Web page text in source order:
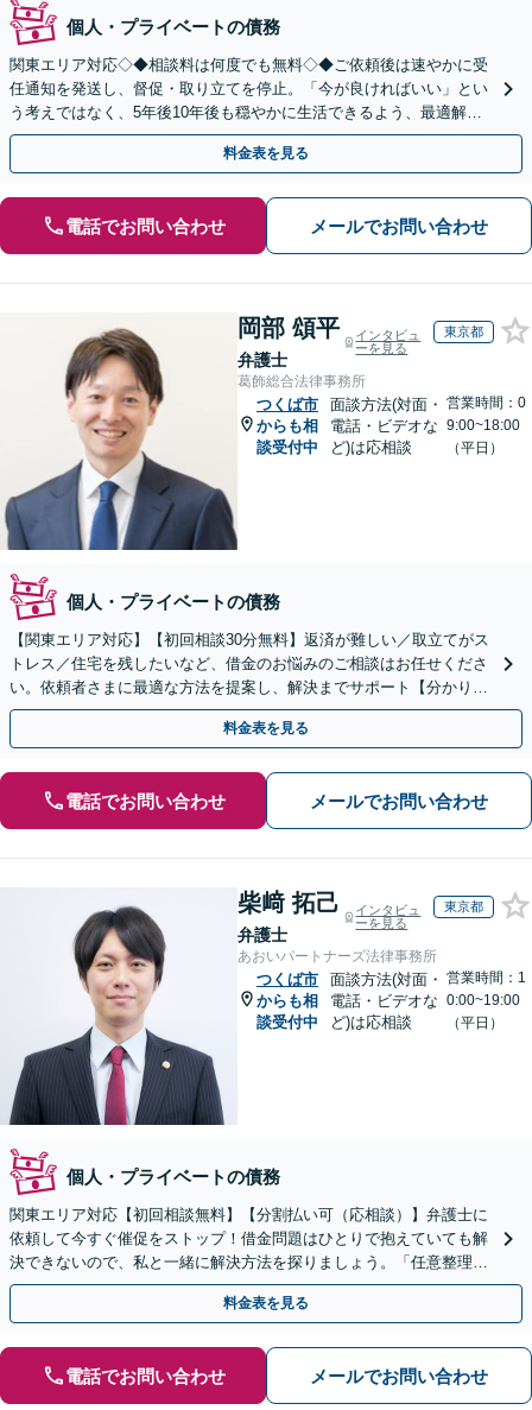
個人・プライベートの債務
関東エリア対応◇◆相談料は何度でも無料◇◆ご依頼後は速やかに受
任通知を発送し、督促・取り立てを停止。「今が良ければいい」とい
う考えではなく、5年後10年後も穏やかに生活できるよう、最適解を
ご提案。借金問題は一人で抱え込まずご相談ください。
料金表を見る
電話でお問い合わせ メールでお問い合わせ
岡部 頌平
弁護士
インタビュ
ーを見る
東京都
葛飾総合法律事務所
つくば市
からも相
談受付中
面談方法(対面・
電話・ビデオな
ど)は応相談
営業時間：0
9:00~18:00
（平日）
個人・プライベートの債務
【関東エリア対応】【初回相談30分無料】返済が難しい／取立てがス
トレス／住宅を残したいなど、借金のお悩みのご相談はお任せくださ
い。依頼者さまに最適な方法を提案し、解決までサポート【分かりや
すい費用体系】破産管財人の経験豊富な弁護士所属
料金表を見る
電話でお問い合わせ メールでお問い合わせ
柴﨑 拓己
弁護士
インタビュ
ーを見る
東京都
あおいパートナーズ法律事務所
つくば市
からも相
談受付中
面談方法(対面・
電話・ビデオな
ど)は応相談
営業時間：1
0:00~19:00
（平日）
個人・プライベートの債務
関東エリア対応【初回相談無料】【分割払い可（応相談）】弁護士に
依頼して今すぐ催促をストップ！借金問題はひとりで抱えていても解
決できないので、私と一緒に解決方法を探りましょう。「任意整理は
お任せ／弁護士が代わりに交渉」【休日・夜間相談可】
料金表を見る
電話でお問い合わせ メールでお問い合わせ